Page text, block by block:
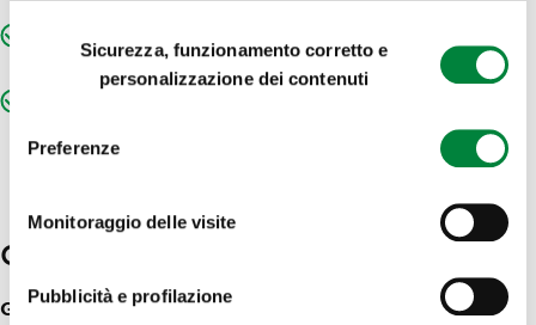
Selezione
consenso
Sicurezza, funzionamento corretto e
personalizzazione dei contenuti
Preferenze
Monitoraggio delle visite
Pubblicità e profilazione
motorie
Contatti
Gosposka ulica 15 1000